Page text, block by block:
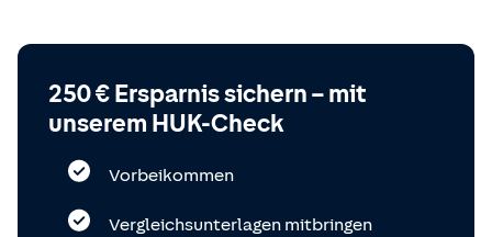
250 € Ersparnis sichern – mit
unserem HUK-Check
Vorbeikommen
Vergleichsunterlagen mitbringen